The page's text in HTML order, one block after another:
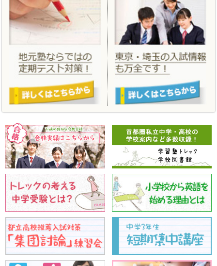
2021/06/18
「夏期講習」 「夏のはじめてキャンペーン 」を更新しました。
合格実績」、「年間スケジュール 」、「小学生料金」、「中学生
」を更新しました。
学習塾トレックをはじめて体験する方のための春のはじめてキャン
2020/09/28
2020 親と子の私立・都立中学高校受験相談会 10月4日 オンラ
インで実施いたします。
2020/07/01
「夏期講習」 「夏のはじめてキャンペーン」を更新しました。
2020/03/23
「合格実績」 「合格体験記」を更新しました。
2020/03/11